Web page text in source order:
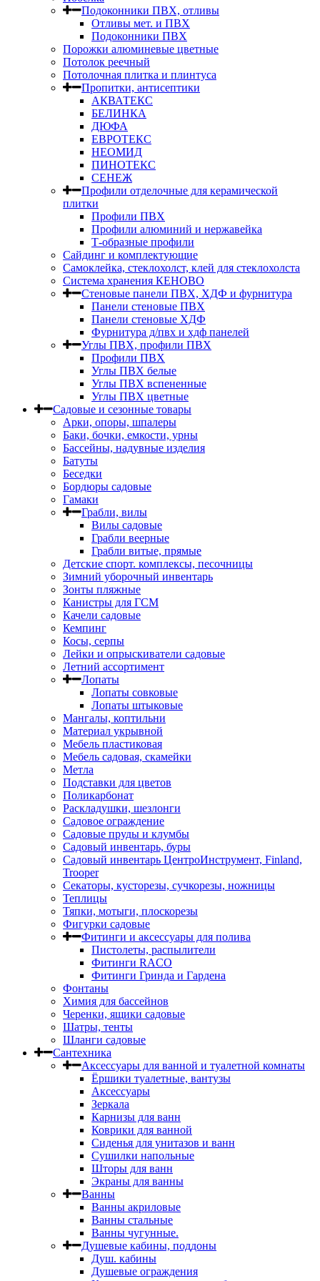
Подоконники ПВХ, отливы
Отливы мет. и ПВХ
Подоконники ПВХ
Порожки алюминевые цветные
Потолок реечный
Потолочная плитка и плинтуса
Пропитки, антисептики
АКВАТЕКС
БЕЛИНКА
ДЮФА
ЕВРОТЕКС
НЕОМИД
ПИНОТЕКС
СЕНЕЖ
Профили отделочные для керамической
плитки
Профили ПВХ
Профили алюминий и нержавейка
Т-образные профили
Сайдинг и комплектующие
Самоклейка, стеклохолст, клей для стеклохолста
Система хранения КЕНОВО
Стеновые панели ПВХ, ХДФ и фурнитура
Панели стеновые ПВХ
Панели стеновые ХДФ
Фурнитура д/пвх и хдф панелей
Углы ПВХ, профили ПВХ
Профили ПВХ
Углы ПВХ белые
Углы ПВХ вспененные
Углы ПВХ цветные
Садовые и сезонные товары
Арки, опоры, шпалеры
Баки, бочки, емкости, урны
Бассейны, надувные изделия
Батуты
Беседки
Бордюры садовые
Гамаки
Грабли, вилы
Вилы садовые
Грабли веерные
Грабли витые, прямые
Детские спорт. комплексы, песочницы
Зимний уборочный инвентарь
Зонты пляжные
Канистры для ГСМ
Качели садовые
Кемпинг
Косы, серпы
Лейки и опрыскиватели садовые
Летний ассортимент
Лопаты
Лопаты совковые
Лопаты штыковые
Мангалы, коптильни
Материал укрывной
Мебель пластиковая
Мебель садовая, скамейки
Метла
Подставки для цветов
Поликарбонат
Раскладушки, шезлонги
Садовое ограждение
Садовые пруды и клумбы
Садовый инвентарь, буры
Садовый инвентарь ЦентроИнструмент, Finland,
Trooper
Секаторы, кусторезы, сучкорезы, ножницы
Теплицы
Тяпки, мотыги, плоскорезы
Фигурки садовые
Фитинги и аксессуары для полива
Пистолеты, распылители
Фитинги RACO
Фитинги Гринда и Гардена
Фонтаны
Химия для бассейнов
Черенки, ящики садовые
Шатры, тенты
Шланги садовые
Сантехника
Аксессуары для ванной и туалетной комнаты
Ёршики туалетные, вантузы
Аксессуары
Зеркала
Карнизы для ванн
Коврики для ванной
Сиденья для унитазов и ванн
Сушилки напольные
Шторы для ванн
Экраны для ванны
Ванны
Ванны акриловые
Ванны стальные
Ванны чугунные.
Душевые кабины, поддоны
Душ. кабины
Душевые ограждения